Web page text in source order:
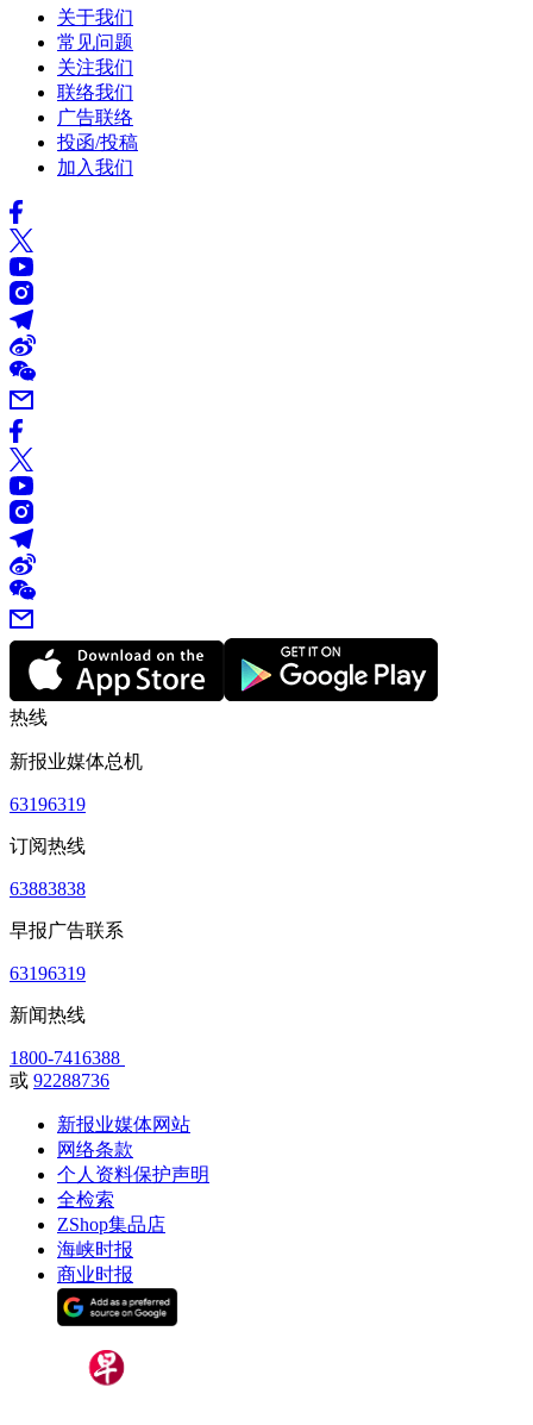
关于我们
常见问题
关注我们
联络我们
广告联络
投函/投稿
加入我们
热线
新报业媒体总机
63196319
订阅热线
63883838
早报广告联系
63196319
新闻热线
1800-7416388
或 92288736
新报业媒体网站
网络条款
个人资料保护声明
全检索
ZShop集品店
海峡时报
商业时报